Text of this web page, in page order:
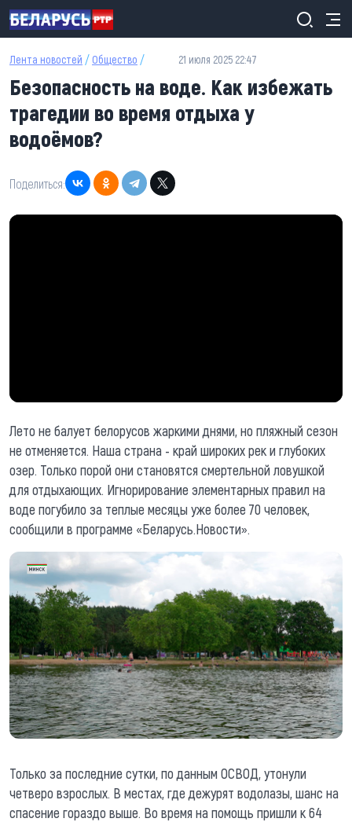
Перейти к основному содержанию
Лента новостей / Общество / 21 июля 2025 22:47
Безопасность на воде. Как избежать
трагедии во время отдыха у
водоёмов?
Поделиться:
Лето не балует белорусов жаркими днями, но пляжный сезон
не отменяется. Наша страна - край широких рек и глубоких
озер. Только порой они становятся смертельной ловушкой
для отдыхающих. Игнорирование элементарных правил на
воде погубило за теплые месяцы уже более 70 человек,
сообщили в программе «Беларусь.Новости».
Только за последние сутки, по данным ОСВОД, утонули
четверо взрослых. В местах, где дежурят водолазы, шанс на
спасение гораздо выше. Во время на помощь пришли к 64